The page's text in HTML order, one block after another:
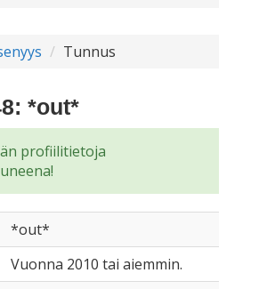
Tunnus
*out*
profiilitietoja
*out*
Vuonna 2010 tai aiemmin.